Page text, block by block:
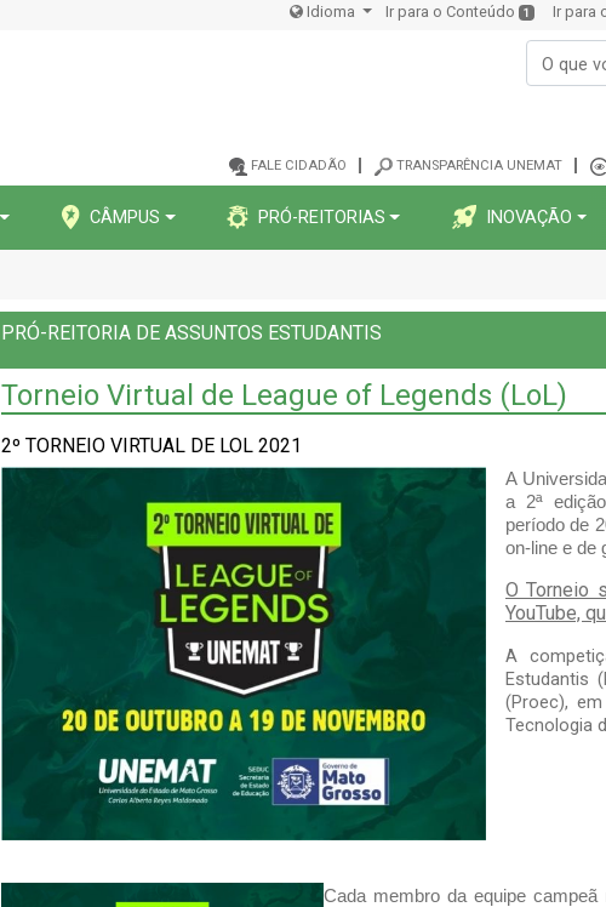
Idioma Ir para o Conteúdo 1 Ir para
FALE CIDADÃO TRANSPARÊNCIA UNEMAT
CÂMPUS PRÓ-REITORIAS INOVAÇÃO
PRÓ-REITORIA DE ASSUNTOS ESTUDANTIS
Torneio Virtual de League of Legends (LoL)
2º TORNEIO VIRTUAL DE LOL 2021
A
a 2ª
período de
on-line e de
O Torneio
YouTube,
A
Estudantis
(Proec),
Tecnologia
Cada membro da equipe